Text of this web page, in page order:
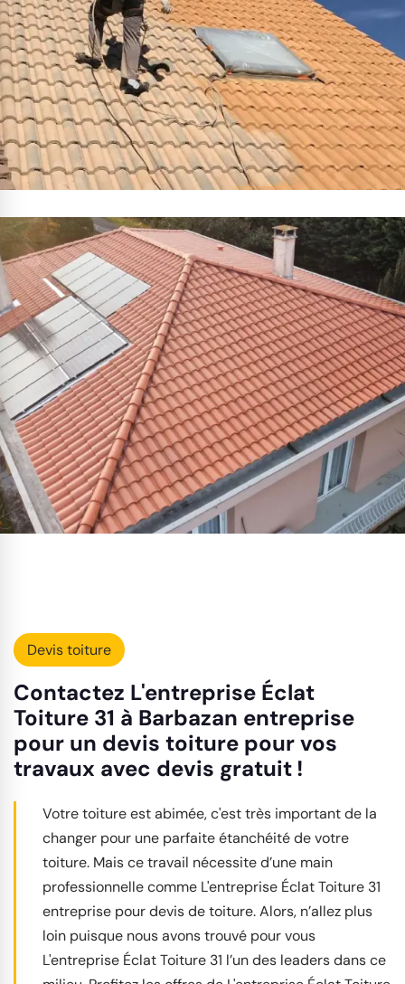
Devis toiture
Contactez L'entreprise Éclat
Toiture 31 à Barbazan entreprise
pour un devis toiture pour vos
travaux avec devis gratuit !
Votre toiture est abimée, c'est très important de la
changer pour une parfaite étanchéité de votre
toiture. Mais ce travail nécessite d’une main
professionnelle comme L'entreprise Éclat Toiture 31
entreprise pour devis de toiture. Alors, n’allez plus
loin puisque nous avons trouvé pour vous
L'entreprise Éclat Toiture 31 l’un des leaders dans ce